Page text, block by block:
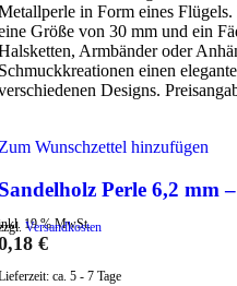
in Form eines
Größe von 30 mm und ein
Armbänder oder
einen
Designs.
Wunschzettel hinzufügen
Perle 6,2 mm
19 % MwSt.
Versandkosten
€
ca. 5 - 7 Tage